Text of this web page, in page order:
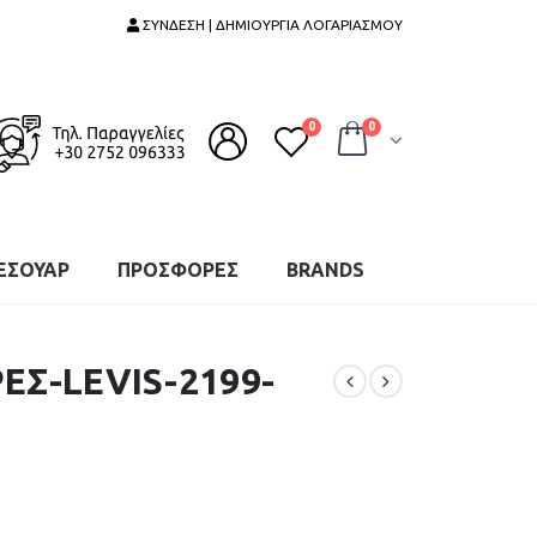
ΣΥΝΔΕΣΗ | ΔΗΜΙΟΥΡΓΙΑ ΛΟΓΑΡΙΑΣΜΟΥ
0 0
ΠΡΟΣΦΟΡΕΣ BRANDS
LEVIS-2199-